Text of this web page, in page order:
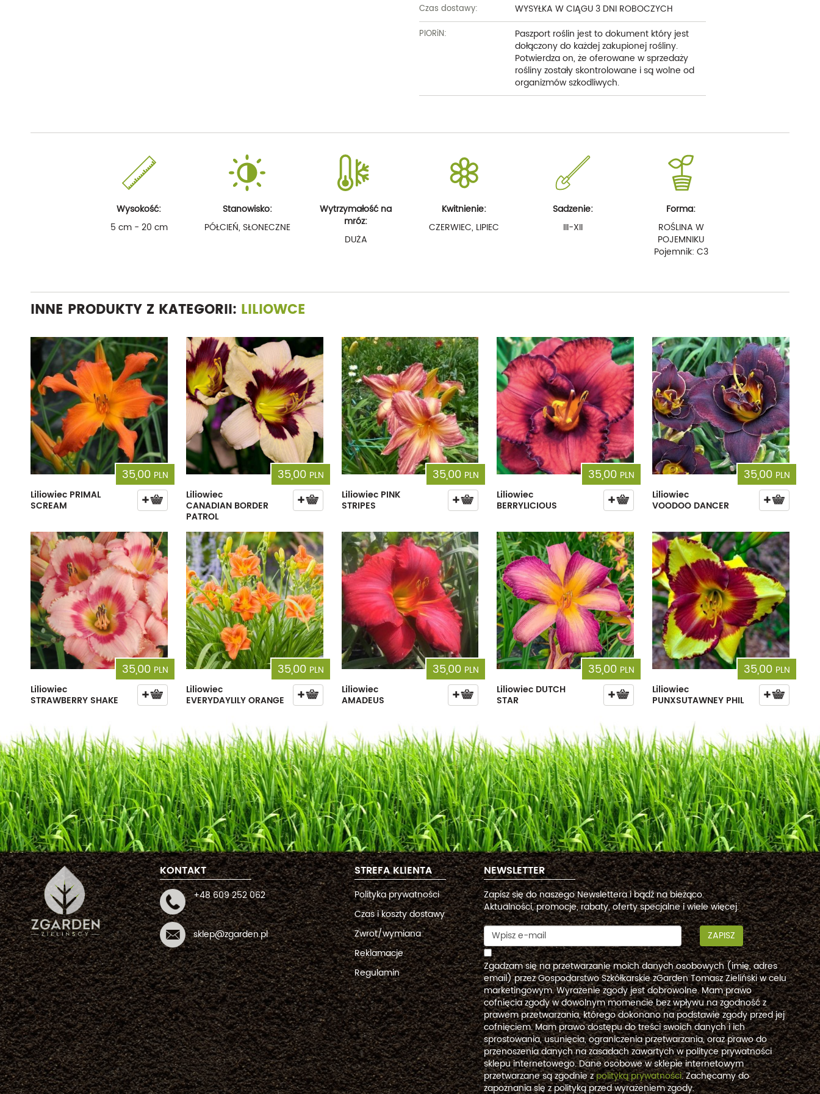
Czas dostawy: WYSYŁKA W CIĄGU 3 DNI ROBOCZYCH
PIORiN:
Paszport roślin jest to dokument który jest
dołączony do każdej zakupionej rośliny.
Potwierdza on, że oferowane w sprzedaży
rośliny zostały skontrolowane i są wolne od
organizmów szkodliwych.
Wysokość:
5 cm - 20 cm
Stanowisko:
PÓŁCIEŃ, SŁONECZNE
Wytrzymałość na
mróz:
DUŻA
Kwitnienie:
CZERWIEC, LIPIEC
Sadzenie:
III-XII
Forma:
ROŚLINA W
POJEMNIKU
Pojemnik: C3
INNE PRODUKTY Z KATEGORII: LILIOWCE
35,00 PLN
Liliowiec PRIMAL
SCREAM
35,00 PLN
Liliowiec
CANADIAN BORDER
PATROL
35,00 PLN
Liliowiec PINK
STRIPES
35,00 PLN
Liliowiec
BERRYLICIOUS
35,00 PLN
Liliowiec
VOODOO DANCER
35,00 PLN
Liliowiec
STRAWBERRY SHAKE
35,00 PLN
Liliowiec
EVERYDAYLILY ORANGE
35,00 PLN
Liliowiec
AMADEUS
35,00 PLN
Liliowiec DUTCH
STAR
35,00 PLN
Liliowiec
PUNXSUTAWNEY PHIL
KONTAKT
+48 609 252 062
sklep@zgarden.pl
STREFA KLIENTA
Polityka prywatności
Czas i koszty dostawy
Zwrot/wymiana
Reklamacje
Regulamin
NEWSLETTER
Zapisz się do naszego Newslettera i bądź na bieżąco.
Aktualności, promocje, rabaty, oferty specjalne i wiele więcej.
ZAPISZ
Zgadzam się na przetwarzanie moich danych osobowych (imię, adres
email) przez Gospodarstwo Szkółkarskie zGarden Tomasz Zieliński w celu
marketingowym. Wyrażenie zgody jest dobrowolne. Mam prawo
cofnięcia zgody w dowolnym momencie bez wpływu na zgodność z
prawem przetwarzania, którego dokonano na podstawie zgody przed jej
cofnięciem. Mam prawo dostępu do treści swoich danych i ich
sprostowania, usunięcia, ograniczenia przetwarzania, oraz prawo do
przenoszenia danych na zasadach zawartych w polityce prywatności
sklepu internetowego. Dane osobowe w sklepie internetowym
przetwarzane są zgodnie zpolityką prywatności. Zachęcamy do
zapoznania się z polityką przed wyrażeniem zgody.